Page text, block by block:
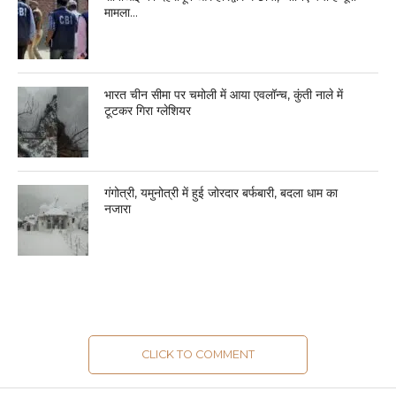
मामला…
भारत चीन सीमा पर चमोली में आया एवलॉन्च, कुंती नाले में
टूटकर गिरा ग्लेशियर
गंगोत्री, यमुनोत्री में हुई जोरदार बर्फबारी, बदला धाम का
नजारा
CLICK TO COMMENT